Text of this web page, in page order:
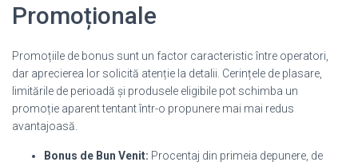
Promoționale
Promoțiile de bonus sunt un factor caracteristic între operatori,
dar aprecierea lor solicită atenție la detalii. Cerințele de plasare,
limitările de perioadă și produsele eligibile pot schimba un
promoție aparent tentant într-o propunere mai mai redus
avantajoasă.
Bonus de Bun Venit: Procentaj din primeia depunere, de